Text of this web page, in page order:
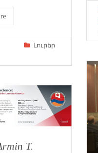
Լուրեր
T.